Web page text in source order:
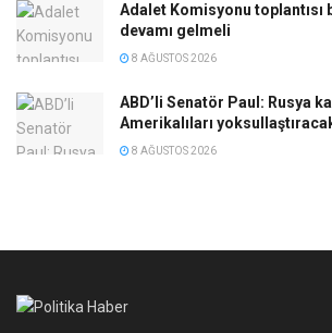
Adalet Komisyonu toplantısı
devamı gelmeli
8 AĞUSTOS 2026
ABD’li Senatör Paul: Rusya
Amerikalıları
8 AĞUSTOS 2026